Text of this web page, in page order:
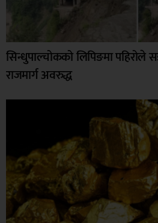
सिन्धुपाल्चोकको लिपिङमा पहिरोले
राजमार्ग अवरुद्ध